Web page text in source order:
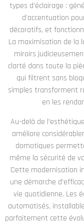
types d’éclairage :
d’accentuation
décoratifs, et
La maximisation de la
miroirs
clarté dans toute la
qui filtrent sans
simples transforment
en les
Au-delà de
améliore
domotiques
même la sécurité de
Cette modernisation
une démarche
vie quotidienne. Les
automatisés,
parfaitement cette